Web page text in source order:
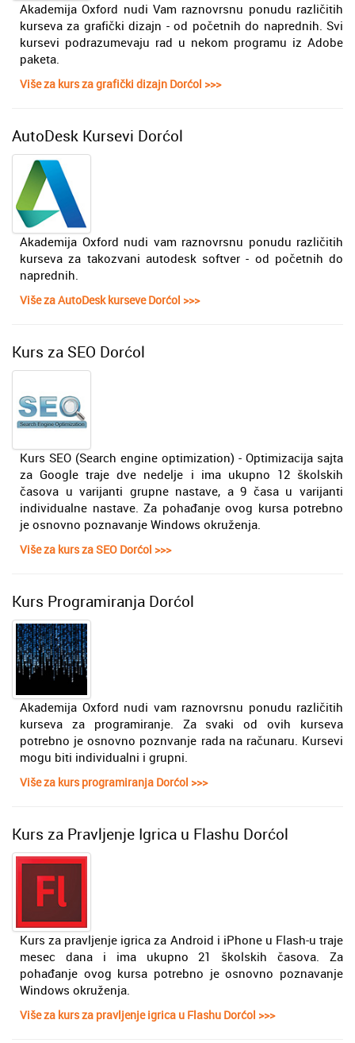
Akademija Oxford nudi Vam raznovrsnu ponudu različitih
kurseva za grafički dizajn - od početnih do naprednih. Svi
kursevi podrazumevaju rad u nekom programu iz Adobe
paketa.
Više za kurs za grafički dizajn Dorćol >>>
AutoDesk Kursevi Dorćol
Akademija Oxford nudi vam raznovrsnu ponudu različitih
kurseva za takozvani autodesk softver - od početnih do
naprednih.
Više za AutoDesk kurseve Dorćol >>>
Kurs za SEO Dorćol
Kurs SEO (Search engine optimization) - Optimizacija sajta
za Google trаje dve nedelje i ima ukupno 12 školskih
čаsova u varijanti grupne nastave, a 9 časa u varijanti
individualne nastave. Za pohađanje ovog kursa potrebno
je osnovno poznavanje Windows okruženja.
Više za kurs za SEO Dorćol >>>
Kurs Programiranja Dorćol
Akademija Oxford nudi vam raznovrsnu ponudu različitih
kurseva za programiranje. Za svaki od ovih kurseva
potrebno je osnovno poznvanje rada na računaru. Kursevi
mogu biti individualni i grupni.
Više za kurs programiranja Dorćol >>>
Kurs za Pravljenje Igrica u Flashu Dorćol
Kurs za pravljenje igrica za Android i iPhone u Flash-u trаje
mesec dana i ima ukupno 21 školskih čаsova. Za
pohađanje ovog kursa potrebno je osnovno poznavanje
Windows okruženja.
Više za kurs za pravljenje igrica u Flashu Dorćol >>>